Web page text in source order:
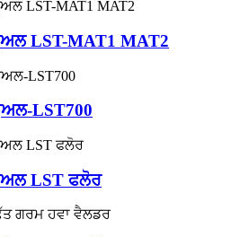
LST-MAT1 MAT2
LST700
LST ਫਲੋਰ